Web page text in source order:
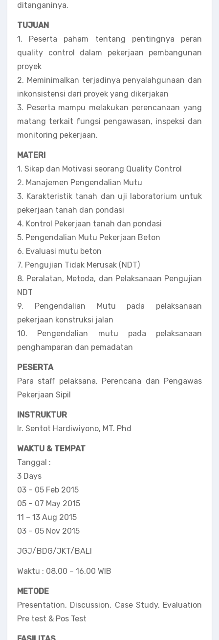
ditanganinya.
TUJUAN
1. Peserta paham tentang pentingnya peran
quality control dalam pekerjaan pembangunan
proyek
2. Meminimalkan terjadinya penyalahgunaan dan
inkonsistensi dari proyek yang dikerjakan
3. Peserta mampu melakukan perencanaan yang
matang terkait fungsi pengawasan, inspeksi dan
monitoring pekerjaan.
MATERI
1. Sikap dan Motivasi seorang Quality Control
2. Manajemen Pengendalian Mutu
3. Karakteristik tanah dan uji laboratorium untuk
pekerjaan tanah dan pondasi
4. Kontrol Pekerjaan tanah dan pondasi
5. Pengendalian Mutu Pekerjaan Beton
6. Evaluasi mutu beton
7. Pengujian Tidak Merusak (NDT)
8. Peralatan, Metoda, dan Pelaksanaan Pengujian
NDT
9. Pengendalian Mutu pada pelaksanaan
pekerjaan konstruksi jalan
10. Pengendalian mutu pada pelaksanaan
penghamparan dan pemadatan
PESERTA
Para staff pelaksana, Perencana dan Pengawas
Pekerjaan Sipil
INSTRUKTUR
Ir. Sentot Hardiwiyono, MT. Phd
WAKTU & TEMPAT
Tanggal :
3 Days
03 – 05 Feb 2015
05 – 07 May 2015
11 – 13 Aug 2015
03 – 05 Nov 2015
JGJ/BDG/JKT/BALI
Waktu : 08.00 – 16.00 WIB
METODE
Presentation, Discussion, Case Study, Evaluation
Pre test & Pos Test